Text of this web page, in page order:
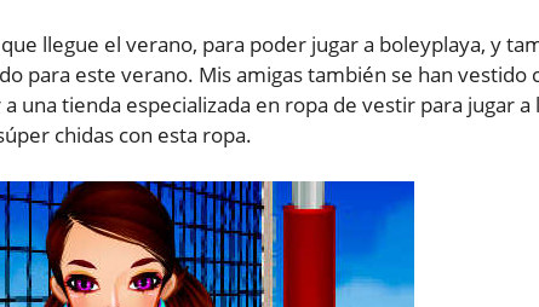
llegue el verano, para poder jugar a boleyplaya, y
para este verano. Mis amigas también se han vestido
una tienda especializada en ropa de vestir para jugar a
chidas con esta ropa.